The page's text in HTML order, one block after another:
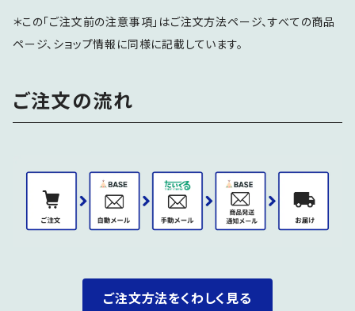
＊この「ご注文前の注意事項」はご注文方法ページ、すべての商品
ページ、ショップ情報に同様に記載しています。
ご注文の流れ
ご注文方法をくわしく見る